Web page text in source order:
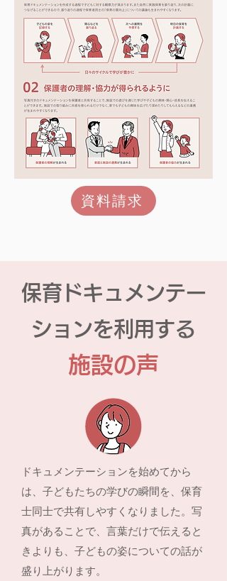
資料請求
​保育ドキュメンテー
ションを利用する
施設の声
ドキュメンテーションを始めてから
は、子どもたちの学びの瞬間を、保育
士同士で共有しやすくなりました。写
真があることで、言葉だけで伝えると
きよりも、子どもの姿についての話が
盛り上がります。